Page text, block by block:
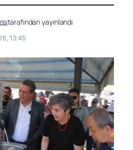
tarafından yayınlandı
13:45